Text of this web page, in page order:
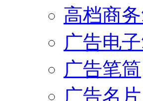
高档商
广告电
广告笔筒
广告名